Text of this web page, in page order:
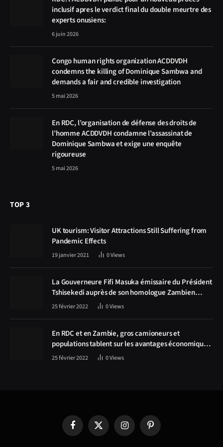
inclusif apres le verdict final du double meurtre des
experts onusiens:
6 juin 2026
Congo human rights organization ACDDVDH
condemns the killing of Dominique Sambwa and
demands a fair and credible investigation
5 mai 2026
En RDC, l’organisation de défense des droits de
l’homme ACDDVDH condamne l’assassinat de
Dominique Sambwa et exige une enquête
rigoureuse
5 mai 2026
TOP 3
UK tourism: Visitor Attractions Still Suffering from
Pandemic Effects
19 janvier 2021 0Views
La Gouverneure Fifi Masuka émissaire du Président
Tshisekedi auprès de son homologue Zambien
Hichilema, la construction de la route Kolwezi -
25 février 2022 0Views
En RDC et en Zambie, gros camioneurs et
populations tablent sur les avantages économiques
de la route Kolwezi-Solwezi
25 février 2022 0Views
FacebookX
(Twitter)
InstagramPinterest